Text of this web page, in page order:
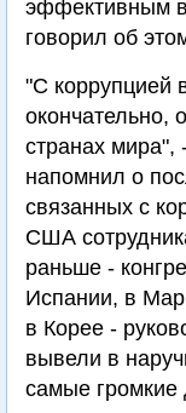
эффективным
говорил об
"С коррупцией
окончательно,
странах мира",
напомнил о
связанных с
США
раньше -
Испании, в
в Корее -
вывели в
самые громкие